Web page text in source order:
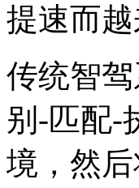
提速而
传统智
别-匹配-
境，然